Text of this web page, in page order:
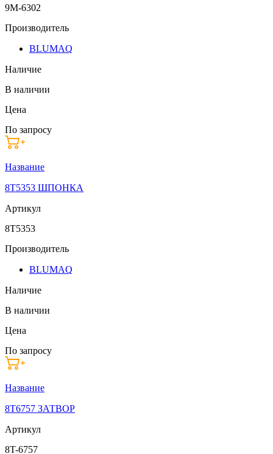
9M-6302
Производитель
BLUMAQ
Наличие
В наличии
Цена
По запросу
Название
8T5353 ШПОНКА
Артикул
8T5353
Производитель
BLUMAQ
Наличие
В наличии
Цена
По запросу
Название
8T6757 ЗАТВОР
Артикул
8T-6757